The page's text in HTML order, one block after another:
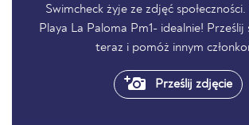
Swimcheck żyje ze zdjęć społeczności.
Playa La Paloma Pm1- idealnie! Prześlij
teraz i pomóż innym
Prześlij zdjęcie